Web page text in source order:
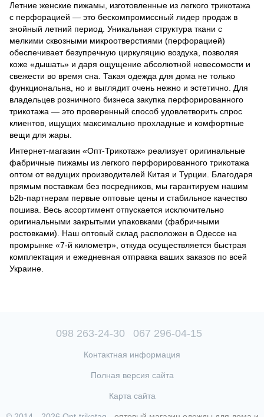
Летние женские пижамы, изготовленные из легкого трикотажа
с перфорацией — это бескомпромиссный лидер продаж в
знойный летний период. Уникальная структура ткани с
мелкими сквозными микроотверстиями (перфорацией)
обеспечивает безупречную циркуляцию воздуха, позволяя
коже «дышать» и даря ощущение абсолютной невесомости и
свежести во время сна. Такая одежда для дома не только
функциональна, но и выглядит очень нежно и эстетично. Для
владельцев розничного бизнеса закупка перфорированного
трикотажа — это проверенный способ удовлетворить спрос
клиентов, ищущих максимально прохладные и комфортные
вещи для жары.
Интернет-магазин «Опт-Трикотаж» реализует оригинальные
фабричные пижамы из легкого перфорированного трикотажа
оптом от ведущих производителей Китая и Турции. Благодаря
прямым поставкам без посредников, мы гарантируем нашим
b2b-партнерам первые оптовые цены и стабильное качество
пошива. Весь ассортимент отпускается исключительно
оригинальными закрытыми упаковками (фабричными
ростовками). Наш оптовый склад расположен в Одессе на
промрынке «7-й километр», откуда осуществляется быстрая
комплектация и ежедневная отправка ваших заказов по всей
Украине.
098 263-24-30 067 296-04-15
Контактная информация
Полная версия сайта
Карта сайта